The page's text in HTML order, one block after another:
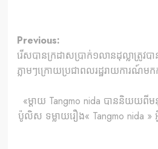
Previous:
រើសបានក្រដាសប្រាក់១លានដុល្លាត្រូវប
ភ្លាមៗក្រោយប្រជាពលរដ្ឋរាយការណ៍
«ម្ដាយ Tangmo nida បាននិយយពី
ប៉ូលិស ទម្លាយរឿង« Tangmo nida »